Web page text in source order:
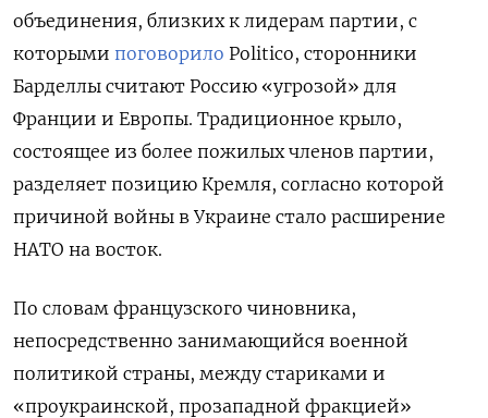
объединения, близких к лидерам партии, с
которыми поговорило Politico, сторонники
Барделлы считают Россию «угрозой» для
Франции и Европы. Традиционное крыло,
состоящее из более пожилых членов партии,
разделяет позицию Кремля, согласно которой
причиной войны в Украине стало расширение
НАТО на восток.
По словам французского чиновника,
непосредственно занимающийся военной
политикой страны, между стариками и
«проукраинской, прозападной фракцией»